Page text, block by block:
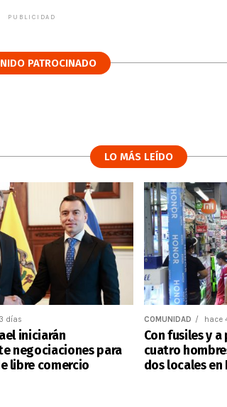
PUBLICIDAD
PATROCINADO
LO MÁS LEÍDO
días
iniciarán
negociaciones para
libre comercio
COMUNIDAD hace
Con fusiles y
cuatro
dos locales en